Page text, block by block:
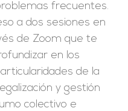
frecuentes.
a dos sesiones en
de Zoom que te
en los
de la
y gestión
colectivo e